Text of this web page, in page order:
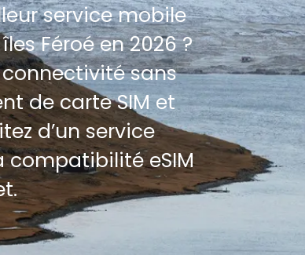
service mobile
Féroé en 2026 ?
connectivité sans
de carte SIM et
d’un service
compatibilité eSIM